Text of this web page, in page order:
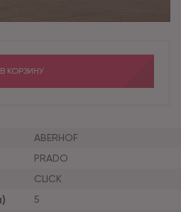
ABERHOF
PRADO
CLICK
5
В КОРЗИНУ